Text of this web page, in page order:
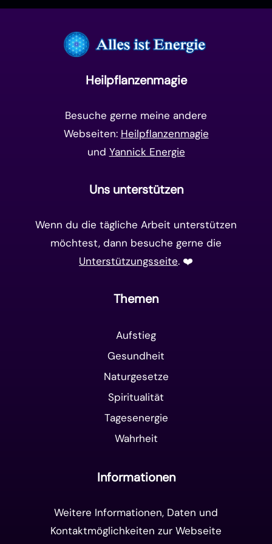
Unterbewusstsein
Heilpflanzenmagie
Besuche gerne meine andere
Webseiten: Heilpflanzenmagie
und Yannick Energie
Uns unterstützen
Wenn du die tägliche Arbeit unterstützen
möchtest, dann besuche gerne die
Unterstützungsseite. ❤️️
Themen
Aufstieg
Gesundheit
Naturgesetze
Spiritualität
Tagesenergie
Wahrheit
Informationen
Weitere Informationen, Daten und
Kontaktmöglichkeiten zur Webseite